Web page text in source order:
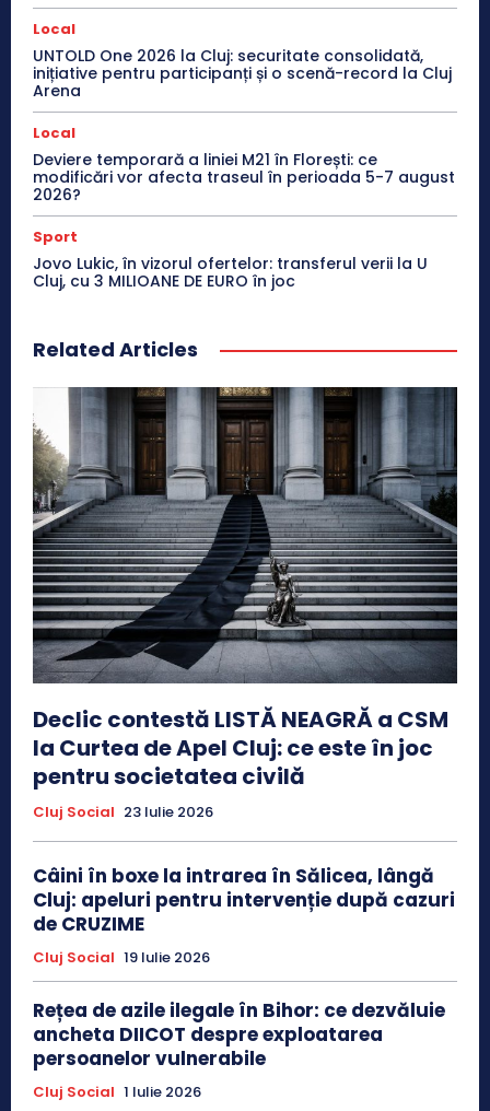
Local
UNTOLD One 2026 la Cluj: securitate consolidată,
inițiative pentru participanți și o scenă-record la Cluj
Arena
Local
Deviere temporară a liniei M21 în Florești: ce
modificări vor afecta traseul în perioada 5-7 august
2026?
Sport
Jovo Lukic, în vizorul ofertelor: transferul verii la U
Cluj, cu 3 MILIOANE DE EURO în joc
Related Articles
Declic contestă LISTĂ NEAGRĂ a CSM
la Curtea de Apel Cluj: ce este în joc
pentru societatea civilă
Cluj Social 23 Iulie 2026
Câini în boxe la intrarea în Sălicea, lângă
Cluj: apeluri pentru intervenție după cazuri
de CRUZIME
Cluj Social 19 Iulie 2026
Rețea de azile ilegale în Bihor: ce dezvăluie
ancheta DIICOT despre exploatarea
persoanelor vulnerabile
Cluj Social 1 Iulie 2026